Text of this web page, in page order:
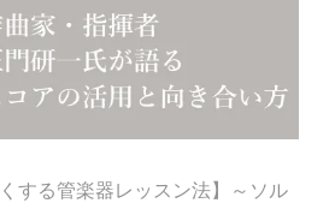
する管楽器レッスン法】～ソル